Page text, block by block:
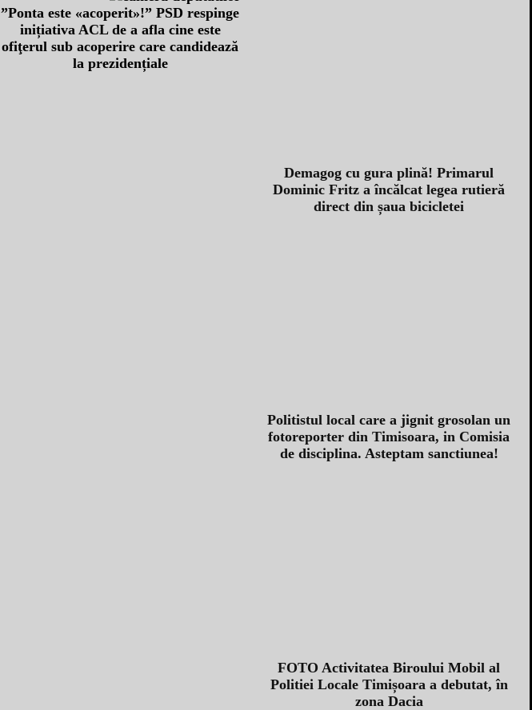
”Ponta este «acoperit»!” PSD respinge
inițiativa ACL de a afla cine este
ofiţerul sub acoperire care candidează
la prezidențiale
Demagog cu gura plină! Primarul
Dominic Fritz a încălcat legea rutieră
direct din șaua bicicletei
Politistul local care a jignit grosolan un
fotoreporter din Timisoara, in Comisia
de disciplina. Asteptam sanctiunea!
FOTO Activitatea Biroului Mobil al
Politiei Locale Timișoara a debutat, în
zona Dacia